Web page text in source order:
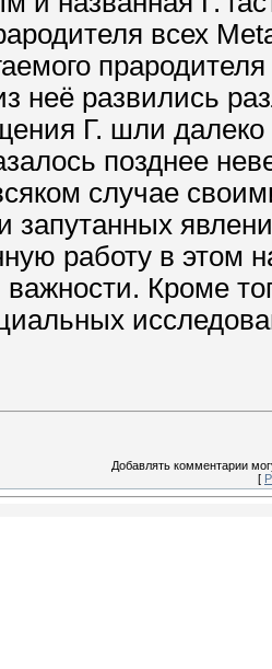
всех
неё развились
Г. шли далеко
позднее
случае
запутанных
работу в этом
Кроме
Добавлять комментарии
[